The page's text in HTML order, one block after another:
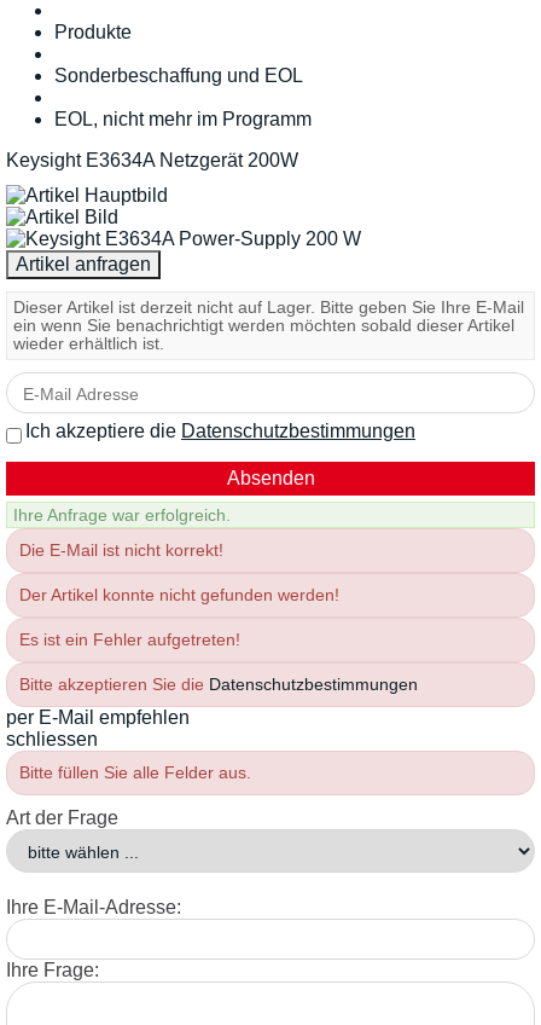
Produkte
Sonderbeschaffung und EOL
EOL, nicht mehr im Programm
Keysight E3634A Netzgerät 200W
Dieser Artikel ist derzeit nicht auf Lager. Bitte geben Sie Ihre E-Mail
ein wenn Sie benachrichtigt werden möchten sobald dieser Artikel
wieder erhältlich ist.
Ich akzeptiere die Datenschutzbestimmungen
Ihre Anfrage war erfolgreich.
Die E-Mail ist nicht korrekt!
Der Artikel konnte nicht gefunden werden!
Es ist ein Fehler aufgetreten!
Bitte akzeptieren Sie die Datenschutzbestimmungen
per E-Mail empfehlen
schliessen
Bitte füllen Sie alle Felder aus.
Art der Frage
Ihre E-Mail-Adresse:
Ihre Frage: